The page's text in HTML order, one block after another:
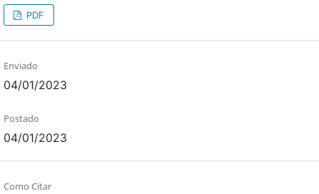
PDF
Enviado
04/01/2023
Postado
04/01/2023
Como Citar